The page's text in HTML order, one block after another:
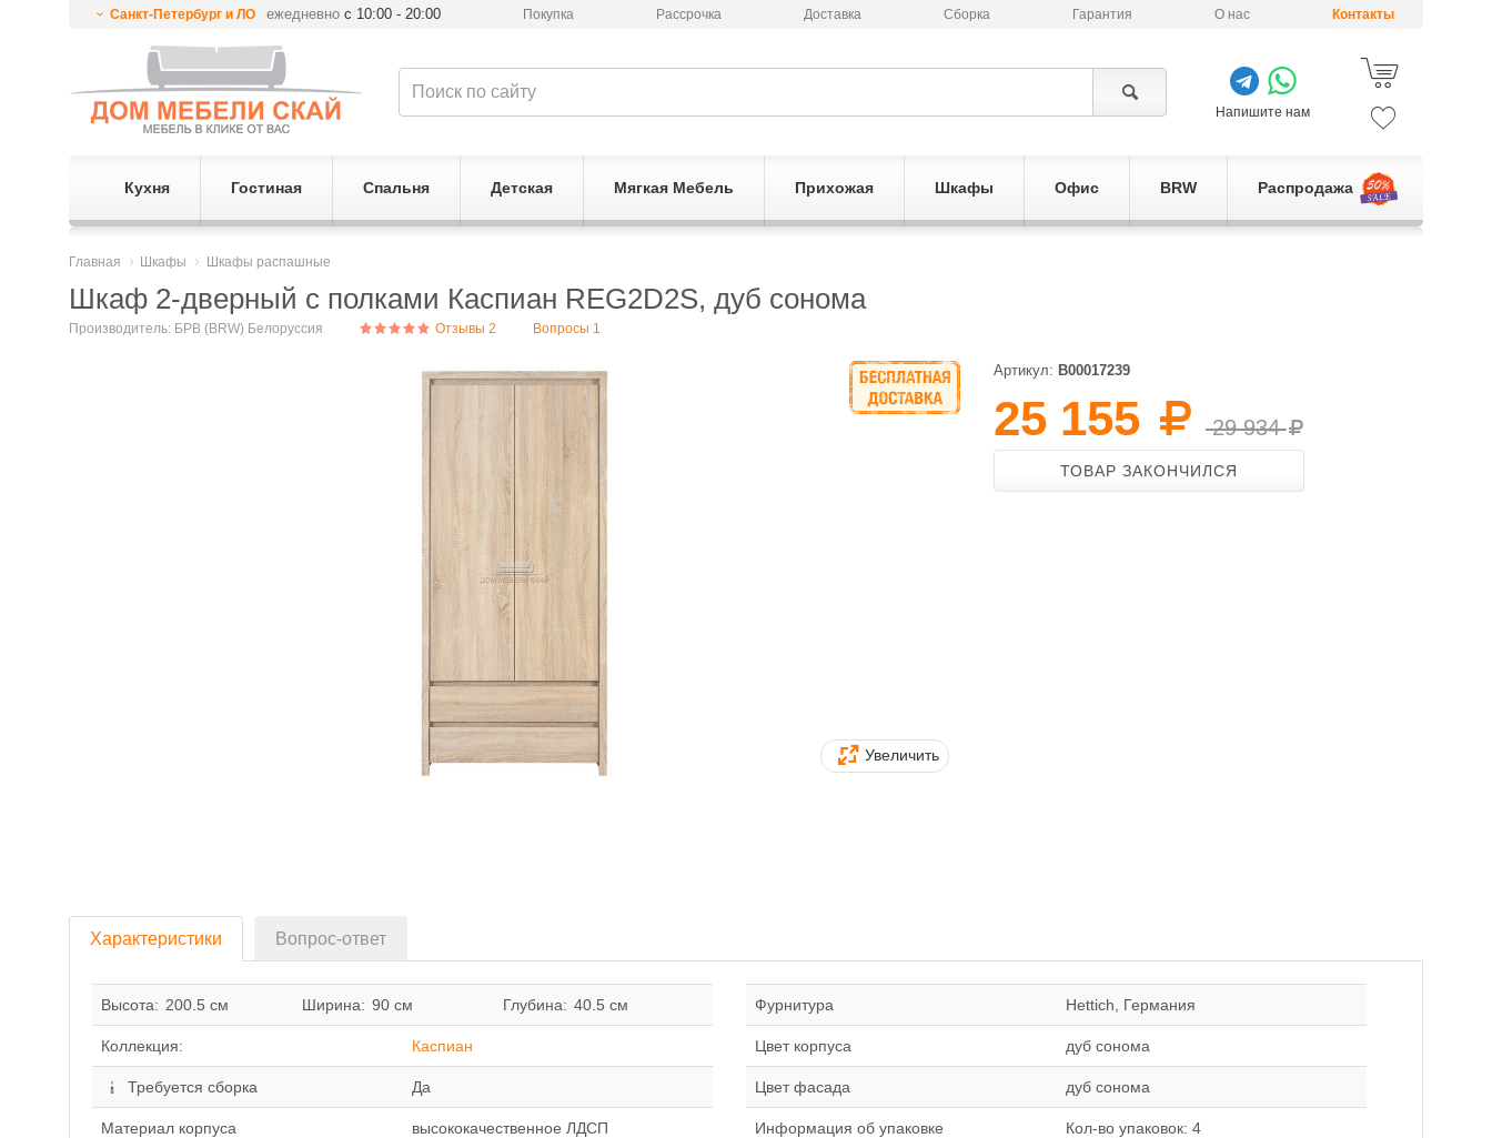
Санкт-Петербург и ЛО ежедневнос 10:00 - 20:00 Покупка Рассрочка Доставка Сборка Гарантия О нас Контакты
Напишите нам
Кухня Гостиная Спальня Детская Мягкая Мебель Прихожая Шкафы Офис BRW Распродажа
Главная Шкафы Шкафы распашные
Шкаф 2-дверный с полками Каспиан REG2D2S, дуб сонома
Производитель: БРВ (BRW) Белоруссия Отзывы 2 Вопросы 1
Увеличить
Артикул: B00017239
25 155 29 934
ТОВАР ЗАКОНЧИЛСЯ
Характеристики Вопрос-ответ
Высота: 200.5 см Ширина: 90 см Глубина: 40.5 см
Коллекция: Каспиан
Требуется сборка Да
Материал корпуса высококачественное ЛДСП
Фурнитура Hettich, Германия
Цвет корпуса дуб сонома
Цвет фасада дуб сонома
Информация об упаковке
Кол-во упаковок: 4